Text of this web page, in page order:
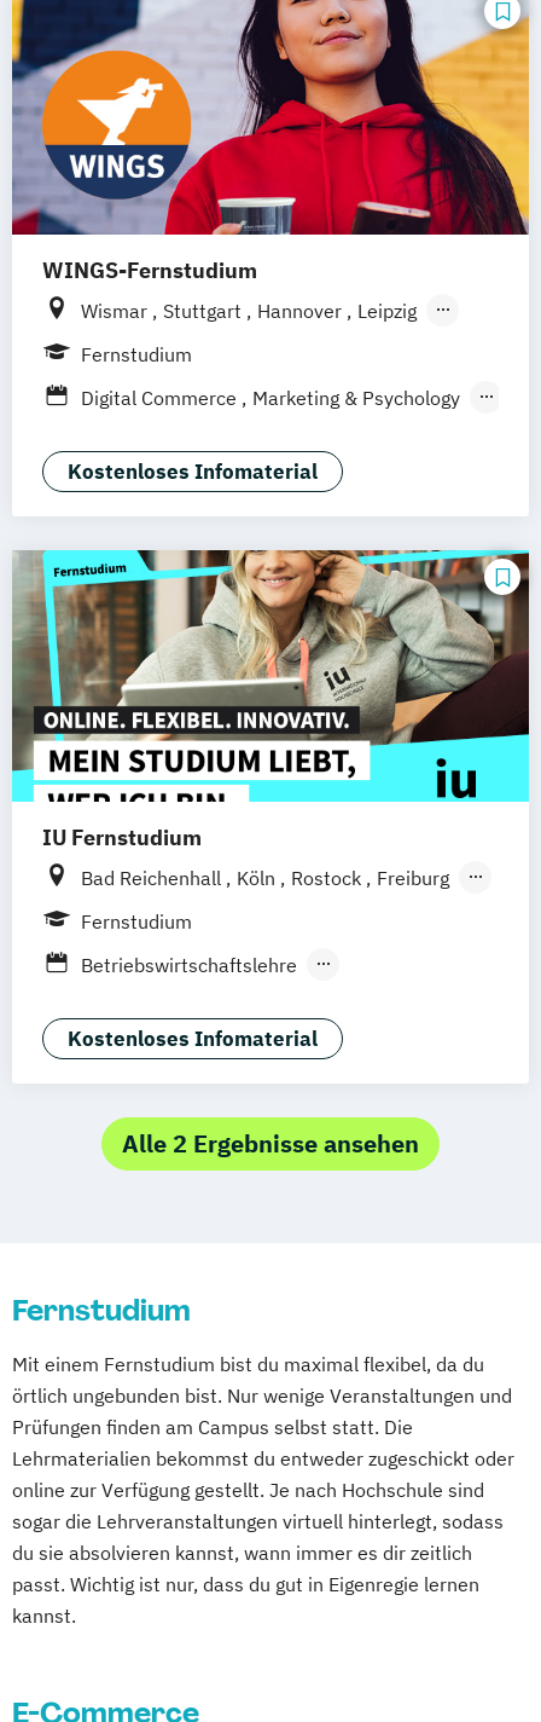
WINGS-Fernstudium
Wismar Stuttgart Hannover
Leipzig
Frankfurt am Main
Nürnberg
Fernstudium
Digital Commerce
Marketing & Psychology
Wirtschaftspsychologie
Kostenloses Infomaterial
IU Fernstudium
Bad Reichenhall Köln Rostock
Freiburg
Kiel
Frankfurt am Main
Deggendorf Karlsruhe
Oberhausen Offenbach Saarbrücken
Neu-Ulm Graz Innsbruck Wien
Augsburg Freising Friedrichshafen
Klagenfurt Magdeburg Münster Trier
Würzburg Chemnitz Linz
Fernstudium
Betriebswirtschaftslehre
E-Commerce Growth Hacking
Growth Hacking (DE/EN)
Kommunikationspsychologie
Marketing
Marketing und digitale Medien
Online-Marketing und E-Commerce
Public Relations und Kommunikation
Social Media
Kostenloses Infomaterial
Alle 2 Ergebnisse ansehen
Fernstudium
Mit einem Fernstudium bist du maximal flexibel, da du
örtlich ungebunden bist. Nur wenige Veranstaltungen und
Prüfungen finden am Campus selbst statt. Die
Lehrmaterialien bekommst du entweder zugeschickt oder
online zur Verfügung gestellt. Je nach Hochschule sind
sogar die Lehrveranstaltungen virtuell hinterlegt, sodass
du sie absolvieren kannst, wann immer es dir zeitlich
passt. Wichtig ist nur, dass du gut in Eigenregie lernen
kannst.
E-Commerce